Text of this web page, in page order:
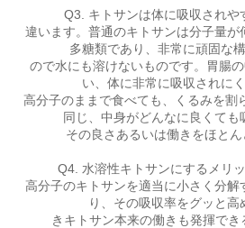
Q3. キトサンは体に吸収されや
違います。普通のキトサンは分子量が
多糖類であり、非常に頑固な
ので水にも溶けないものです。胃腸の
い、体に非常に吸収されに
高分子のままで食べても、くるみを割
同じ、中身がどんなに良くても
その良さあるいは働きをほとん
Q4. 水溶性キトサンにするメリ
高分子のキトサンを適当に小さく分解
り、その吸収率をグッと高
きキトサン本来の働きも発揮でき